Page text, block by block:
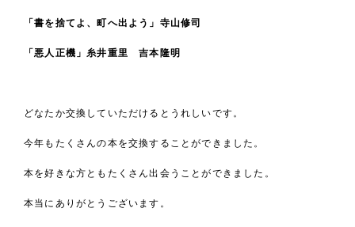
「書を捨てよ、町へ出よう」寺山修司
「悪人正機」糸井重里 吉本隆明
どなたか交換していただけるとうれしいです。
今年もたくさんの本を交換することができました。
本を好きな方ともたくさん出会うことができました。
本当にありがとうございます。